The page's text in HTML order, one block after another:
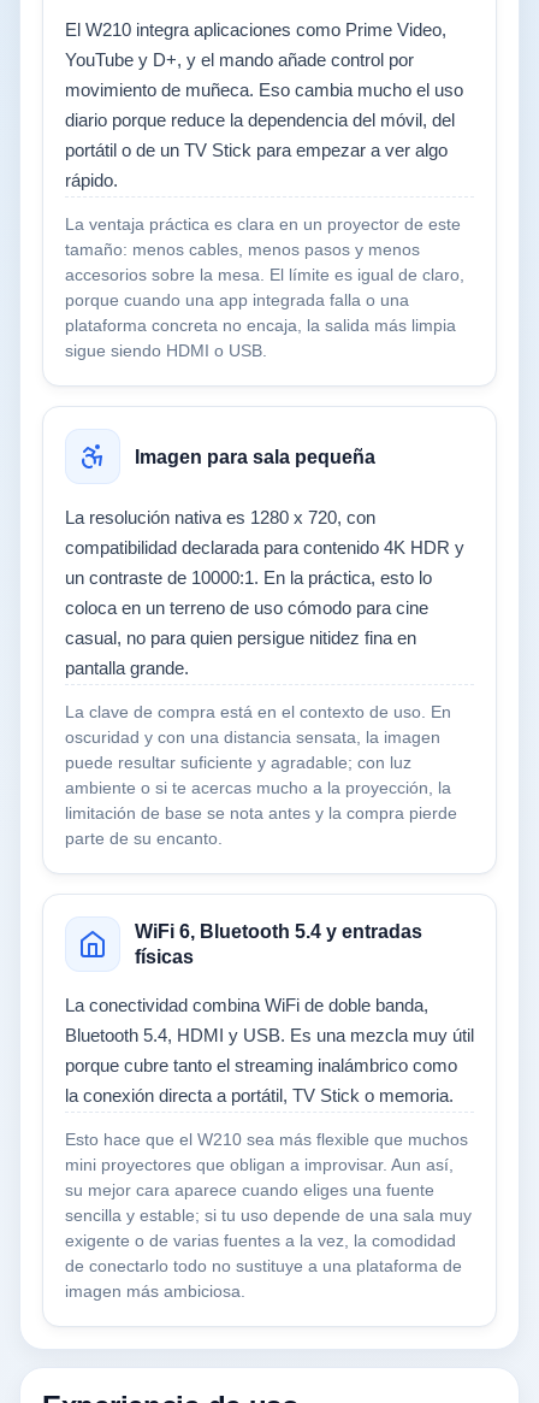
El W210 integra aplicaciones como Prime Video,
YouTube y D+, y el mando añade control por
movimiento de muñeca. Eso cambia mucho el uso
diario porque reduce la dependencia del móvil, del
portátil o de un TV Stick para empezar a ver algo
rápido.
La ventaja práctica es clara en un proyector de este
tamaño: menos cables, menos pasos y menos
accesorios sobre la mesa. El límite es igual de claro,
porque cuando una app integrada falla o una
plataforma concreta no encaja, la salida más limpia
sigue siendo HDMI o USB.
Imagen para sala pequeña
La resolución nativa es 1280 x 720, con
compatibilidad declarada para contenido 4K HDR y
un contraste de 10000:1. En la práctica, esto lo
coloca en un terreno de uso cómodo para cine
casual, no para quien persigue nitidez fina en
pantalla grande.
La clave de compra está en el contexto de uso. En
oscuridad y con una distancia sensata, la imagen
puede resultar suficiente y agradable; con luz
ambiente o si te acercas mucho a la proyección, la
limitación de base se nota antes y la compra pierde
parte de su encanto.
WiFi 6, Bluetooth 5.4 y entradas
físicas
La conectividad combina WiFi de doble banda,
Bluetooth 5.4, HDMI y USB. Es una mezcla muy útil
porque cubre tanto el streaming inalámbrico como
la conexión directa a portátil, TV Stick o memoria.
Esto hace que el W210 sea más flexible que muchos
mini proyectores que obligan a improvisar. Aun así,
su mejor cara aparece cuando eliges una fuente
sencilla y estable; si tu uso depende de una sala muy
exigente o de varias fuentes a la vez, la comodidad
de conectarlo todo no sustituye a una plataforma de
imagen más ambiciosa.